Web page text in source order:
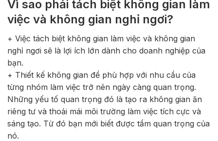
Vì sao phải tách biệt không gian làm
việc và không gian nghỉ ngơi?
+ Việc tách biệt không gian làm việc và không gian
nghỉ ngơi sẽ là lợi ích lớn dành cho doanh nghiệp của
bạn.
+ Thiết kế không gian để phù hợp với nhu cầu của
từng nhóm làm việc trở nên ngày càng quan trọng.
Những yếu tố quan trọng đó là tạo ra không gian ăn
riêng tư và thoải mái môi trường làm việc tích cực và
sáng tạo. Từ đó bạn mới biết được tầm quan trọng của
nó.